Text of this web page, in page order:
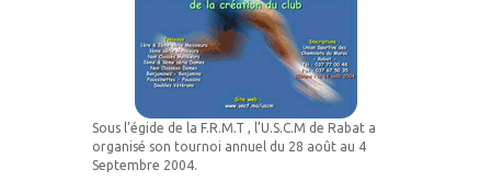
Sous l’égide de la F.R.M.T , l’U.S.C.M de Rabat a
organisé son tournoi annuel du 28 août au 4
Septembre 2004.